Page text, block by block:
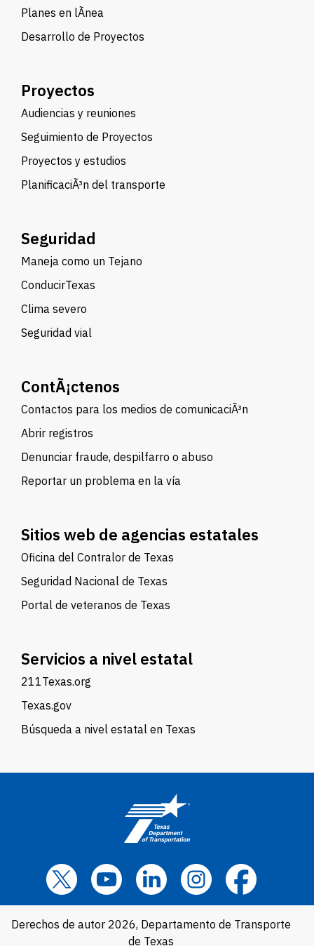
Planes en lÃ­nea
Desarrollo de Proyectos
Proyectos
Audiencias y reuniones
Seguimiento de Proyectos
Proyectos y estudios
PlanificaciÃ³n del transporte
Seguridad
Maneja como un Tejano
ConducirTexas
Clima severo
Seguridad vial
ContÃ¡ctenos
Contactos para los medios de comunicaciÃ³n
Abrir registros
Denunciar fraude, despilfarro o abuso
Reportar un problema en la vía
Sitios web de agencias estatales
Oficina del Contralor de Texas
Seguridad Nacional de Texas
Portal de veteranos de Texas
Servicios a nivel estatal
211Texas.org
Texas.gov
Búsqueda a nivel estatal en Texas
Derechos de autor 2026, Departamento de Transporte
de Texas